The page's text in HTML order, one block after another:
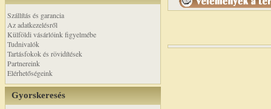
Szállítás és garancia
Az adatkezelésről
Külföldi vásárlóink figyelmébe
Tudnivalók
Tartásfokok és rövidítések
Partnereink
Elérhetőségeink
Gyorskeresés